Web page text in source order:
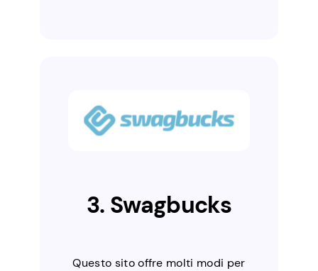
3. Swagbucks
Questo sito offre molti modi per